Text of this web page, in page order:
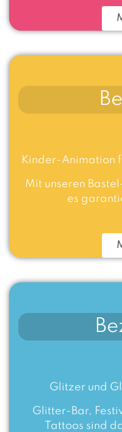
Kinder-Animation
Mit unseren
es
Glitzer und
Glitter-Bar,
Tattoos sind